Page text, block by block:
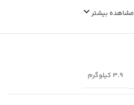
مشاهده بیشتر
3.9 کیلوگرم